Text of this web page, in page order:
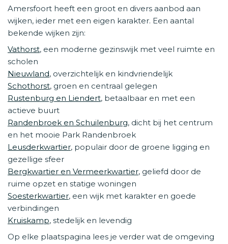
Amersfoort heeft een groot en divers aanbod aan
wijken, ieder met een eigen karakter. Een aantal
bekende wijken zijn:
Vathorst, een moderne gezinswijk met veel ruimte en
scholen
Nieuwland, overzichtelijk en kindvriendelijk
Schothorst, groen en centraal gelegen
Rustenburg en Liendert, betaalbaar en met een
actieve buurt
Randenbroek en Schuilenburg, dicht bij het centrum
en het mooie Park Randenbroek
Leusderkwartier, populair door de groene ligging en
gezellige sfeer
Bergkwartier en Vermeerkwartier, geliefd door de
ruime opzet en statige woningen
Soesterkwartier, een wijk met karakter en goede
verbindingen
Kruiskamp, stedelijk en levendig
Op elke plaatspagina lees je verder wat de omgeving